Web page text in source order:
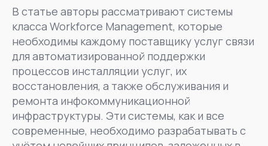
В статье авторы рассматривают системы
класса Workforce Management, которые
необходимы каждому поставщику услуг связи
для автоматизированной поддержки
процессов инсталляции услуг, их
восстановления, а также обслуживания и
ремонта инфокоммуникационной
инфраструктуры. Эти системы, как и все
современные, необходимо разрабатывать с